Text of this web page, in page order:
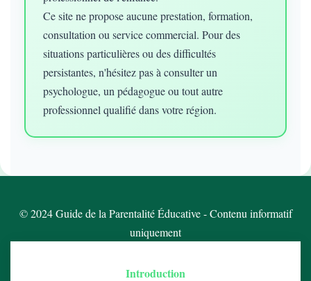
Ce site ne propose aucune prestation, formation,
consultation ou service commercial. Pour des
situations particulières ou des difficultés
persistantes, n'hésitez pas à consulter un
psychologue, un pédagogue ou tout autre
professionnel qualifié dans votre région.
© 2024 Guide de la Parentalité Éducative - Contenu informatif
uniquement
Introduction